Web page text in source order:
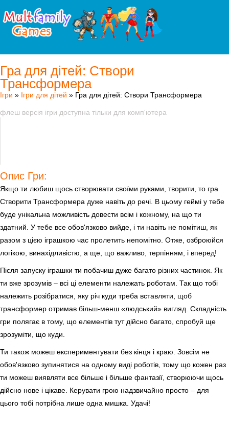
Гра для дітей: Створи
Трансформера
Ігри » Ігри для дітей » Гра для дітей: Створи Трансформера
флеш версія ігри доступна тільки для комп'ютера
Опис Гри:
Якщо ти любиш щось створювати своїми руками, творити, то гра
Створити Трансформера дуже навіть до речі. В цьому геймі у тебе
буде унікальна можливість довести всім і кожному, на що ти
здатний. У тебе все обов'язково вийде, і ти навіть не помітиш, як
разом з цією іграшкою час пролетить непомітно. Отже, озброюйся
логікою, винахідливістю, а ще, що важливо, терпінням, і вперед!
Після запуску іграшки ти побачиш дуже багато різних частинок. Як
ти вже зрозумів – всі ці елементи належать роботам. Так що тобі
належить розібратися, яку річ куди треба вставляти, щоб
трансформер отримав більш-менш «людський» вигляд. Складність
гри полягає в тому, що елементів тут дійсно багато, спробуй ще
зрозуміти, що куди.
Ти також можеш експериментувати без кінця і краю. Зовсім не
обов'язково зупинятися на одному виді роботів, тому що кожен раз
ти можеш виявляти все більше і більше фантазії, створюючи щось
дійсно нове і цікаве. Керувати грою надзвичайно просто – для
цього тобі потрібна лише одна мишка. Удачі!